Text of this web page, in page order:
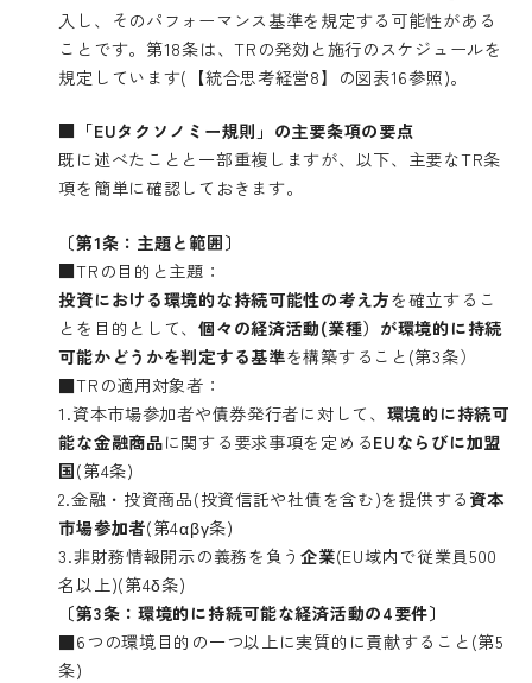
入し、そのパフォーマンス基準を規定する可能性がある
ことです。第18条は、TRの発効と施行のスケジュールを
規定しています( 【統合思考経営8】の図表16参照)。
■「EUタクソノミー規則」の主要条項の要点
既に述べたことと一部重複しますが、以下、主要なTR条
項を簡単に確認しておきます。
〔第1条：主題と範囲〕
■TRの目的と主題：
投資における環境的な持続可能性の考え方を確立するこ
とを目的として、個々の経済活動(業種）が環境的に持続
可能かどうかを判定する基準を構築すること(第3条）
■TRの適用対象者：
1.資本市場参加者や債券発行者に対して、 環境的に持続可
能な金融商品に関する要求事項を定めるEUならびに加盟
国(第4条)
2.金融・投資商品(投資信託や社債を含む)を提供する資本
市場参加者(第4αβγ条)
3.非財務情報開示の義務を負う企業(EU域内で従業員500
名以上)(第4δ条)
〔第3条：環境的に持続可能な経済活動の4要件〕
■6つの環境目的の一つ以上に実質的に貢献すること(第5
条)